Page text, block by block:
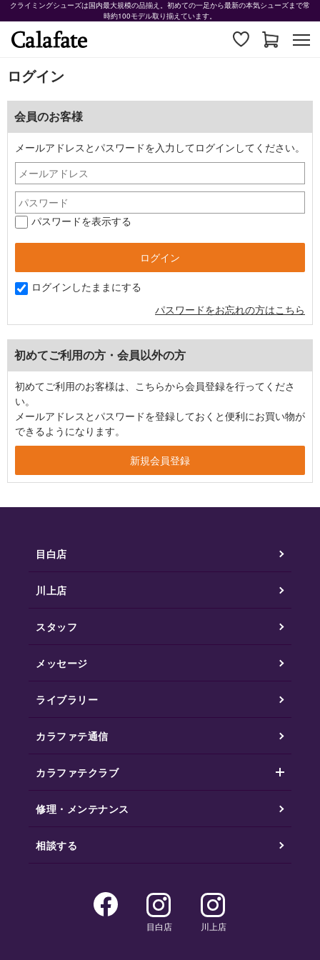
クライミングシューズは国内最大規模の品揃え。初めての一足から最新の本気シューズまで常
時約100モデル取り揃えています。
ログイン
会員のお客様
メールアドレスとパスワードを入力してログインしてください。
パスワードを表示する
ログインしたままにする
パスワードをお忘れの方はこちら
初めてご利用の方・会員以外の方
初めてご利用のお客様は、こちらから会員登録を行ってくださ
い。
メールアドレスとパスワードを登録しておくと便利にお買い物が
できるようになります。
目白店
川上店
スタッフ
メッセージ
ライブラリー
カラファテ通信
カラファテクラブ
修理・メンテナンス
相談する
目白店 川上店